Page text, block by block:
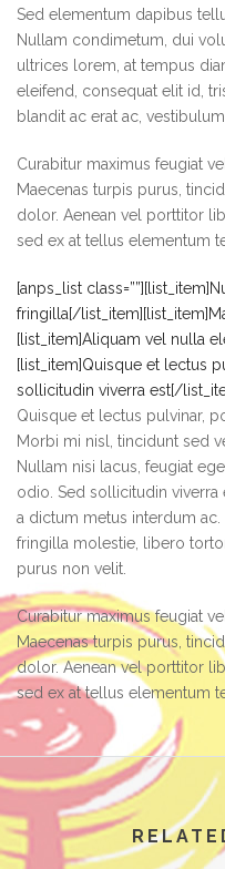
Sed elementum dapibus
Nullam condimetum, dui
ultrices lorem, at tempus
eleifend, consequat elit id,
blandit ac erat ac,
Curabitur maximus feugiat
Maecenas turpis purus,
dolor. Aenean vel porttitor
sed ex at tellus elementum
[anps_list
fringilla[/
[list_item]Aliquam vel nulla
[list_item]Quisque et lectus
sollicitudin viverra est[/
Quisque et lectus pulvinar,
Morbi mi nisl, tincidunt sed
Nullam nisi lacus, feugiat
odio. Sed sollicitudin
a dictum metus interdum
fringilla molestie, libero
purus non velit.
Curabitur maximus feugiat
Maecenas turpis purus,
dolor. Aenean vel porttitor
sed ex at tellus elementum